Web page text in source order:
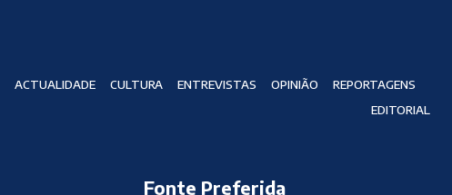
ACTUALIDADE CULTURA ENTREVISTAS OPINIÃO
REPORTAGENS
EDITORIAL
Fonte Preferida